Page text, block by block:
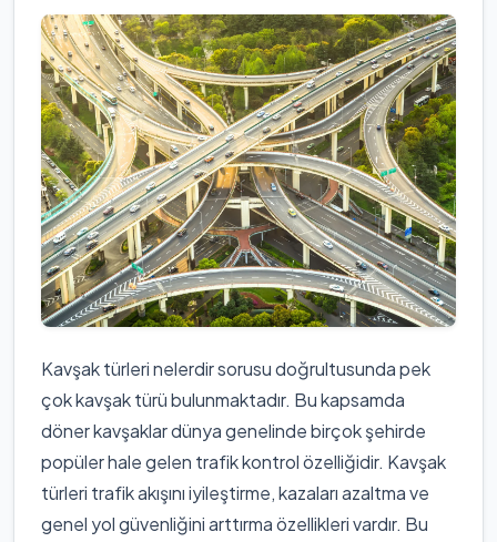
Kavşak türleri nelerdir sorusu doğrultusunda pek
çok kavşak türü bulunmaktadır. Bu kapsamda
döner kavşaklar dünya genelinde birçok şehirde
popüler hale gelen trafik kontrol özelliğidir. Kavşak
türleri trafik akışını iyileştirme, kazaları azaltma ve
genel yol güvenliğini arttırma özellikleri vardır. Bu